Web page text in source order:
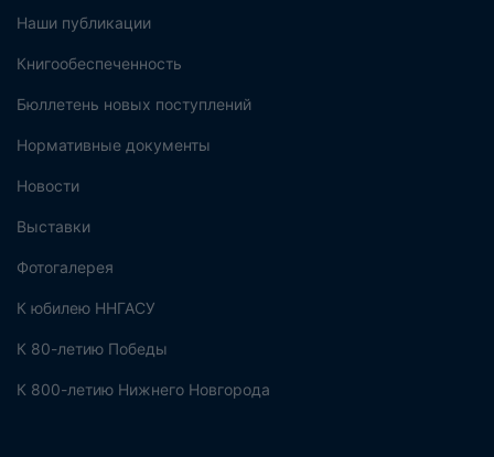
Наши публикации
Книгообеспеченность
Бюллетень новых поступлений
Нормативные документы
Новости
Выставки
Фотогалерея
К юбилею ННГАСУ
К 80-летию Победы
К 800-летию Нижнего Новгорода